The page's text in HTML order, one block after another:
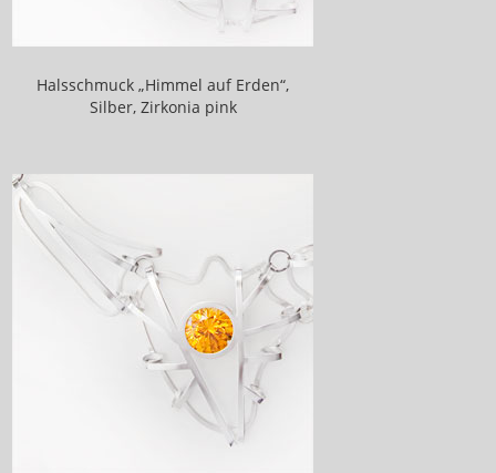
Der energetische Umgang mit Viren
Heilen mit den Farben der Chakren
Räume für neues Öffnen
Möglichkeiten wahr werden lassen
Das eigene Kraftfeld vergrößern
Heilen mit den Farbschwingungen des
Halsschmuck „Himmel auf Erden“,
Silber, Zirkonia pink